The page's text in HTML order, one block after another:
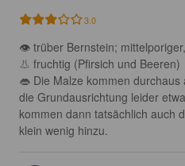
3.0
👁 trüber Bernstein;
👃 fruchtig (Pfirsich und Beeren)
👄 Die Malze kommen
die Grundausrichtung leider
kommen dann tatsächlich auch
klein wenig hinzu.